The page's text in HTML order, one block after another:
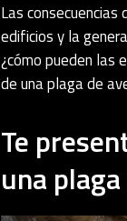
Las
edificios y la
¿cómo pueden las
de una plaga de
Te
una